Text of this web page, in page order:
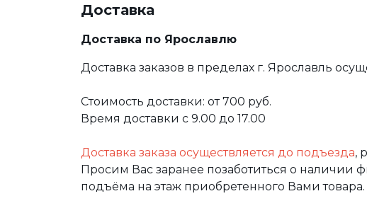
Доставка
Доставка по Ярославлю
Доставка заказов в пределах г. Ярославль
Стоимость доставки: от 700 руб.
Время доставки с 9.00 до 17.00
Доставка заказа осуществляется до подъезда,
Просим Вас заранее позаботиться о наличии
подъёма на этаж приобретенного Вами товара.